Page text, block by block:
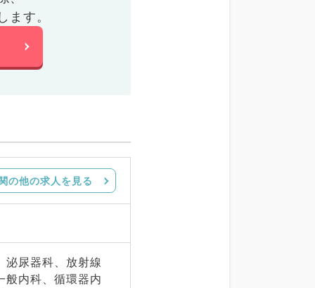
す。
の他の求人を見る
泌尿器科、放射線
般内科、循環器内